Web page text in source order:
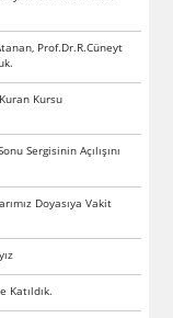
Prof.Dr.R.Cüneyt
Kursu
Sergisinin Açılışını
Doyasıya Vakit
Katıldık.